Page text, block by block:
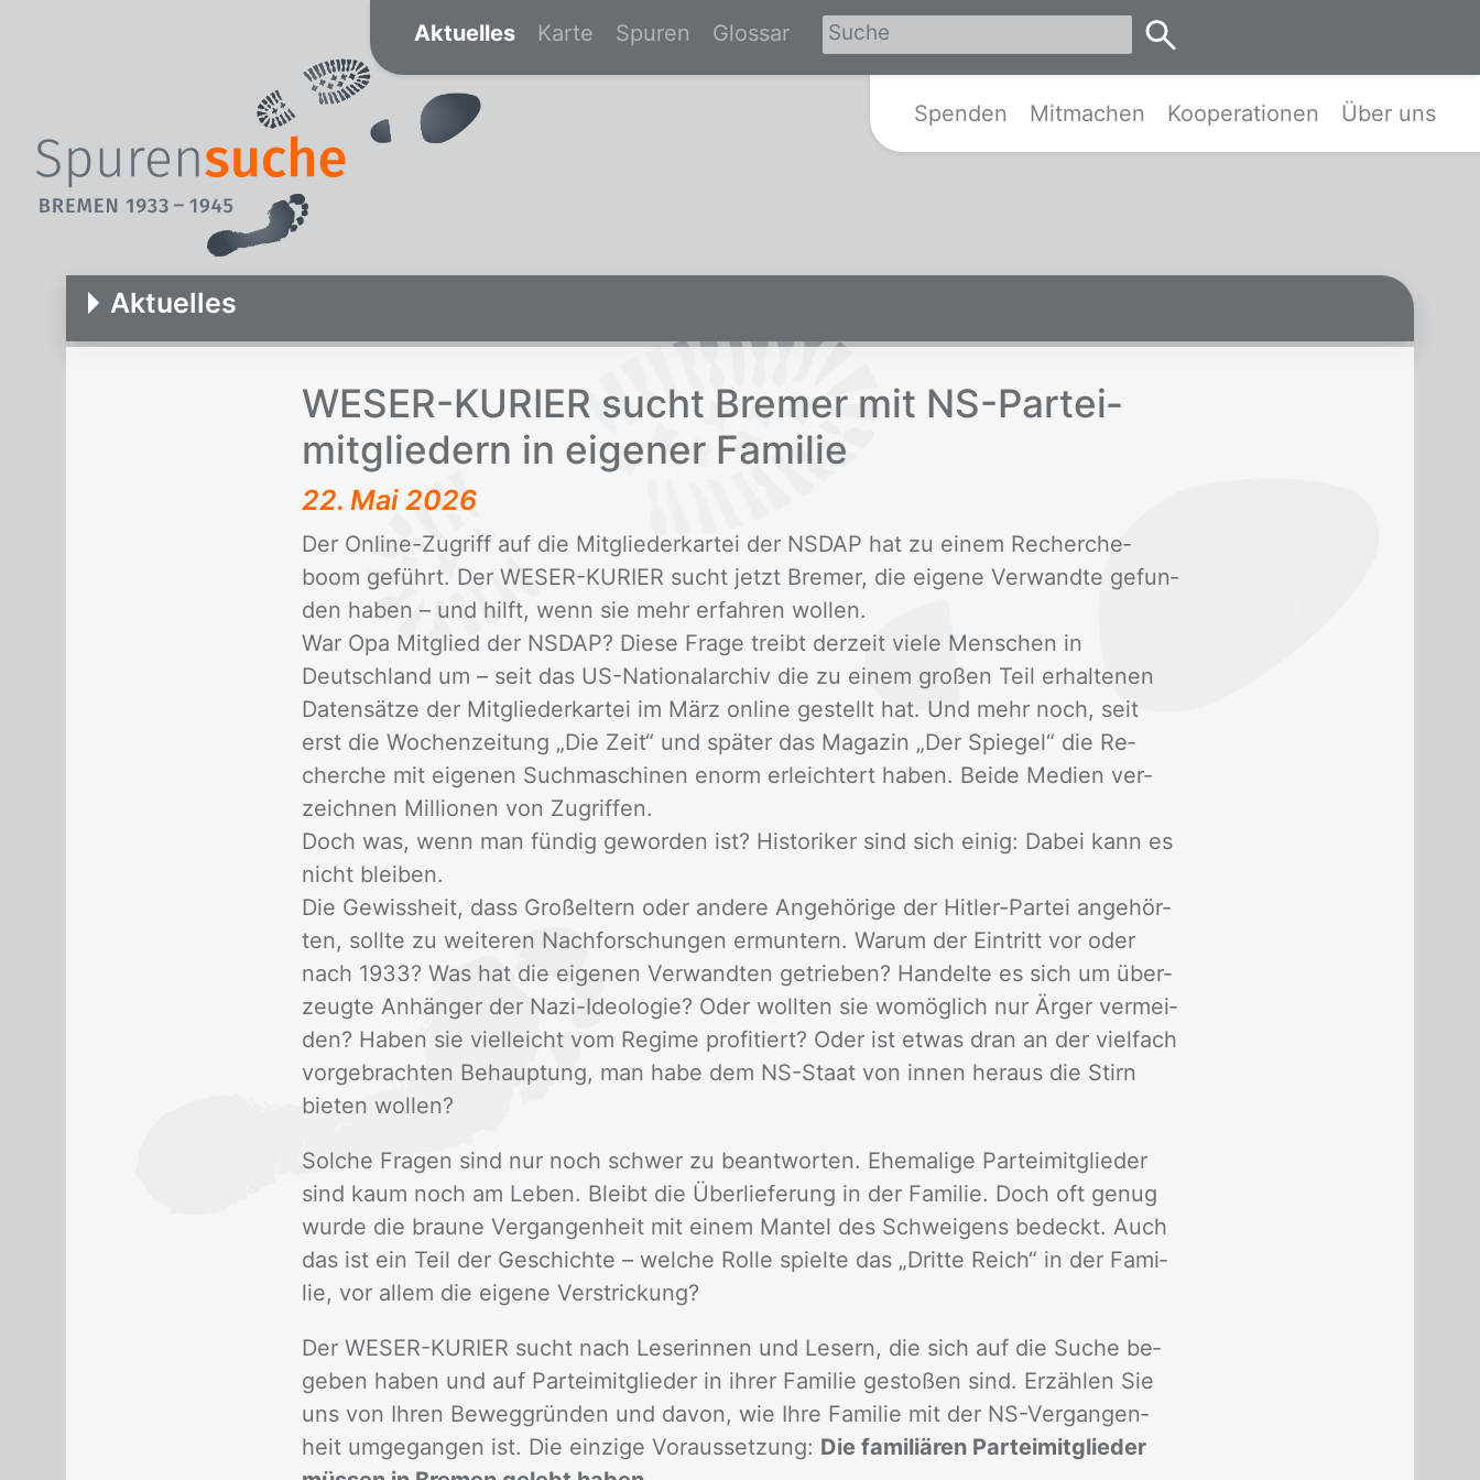
Zur Startseite von Spurensuche-Bremen
Aktuelles Karte Spuren Glossar
Spenden Mitmachen Kooperationen Über uns
Aktuelles
WE­SER-KU­RIER sucht Bre­mer mit NS-Par­tei­
mit­glie­dern in ei­ge­ner Fa­mi­lie
22. Mai 2026
Der On­line-Zu­griff auf die Mit­glie­der­kar­tei der NS­DAP hat zu ei­nem Re­cher­che­
boom ge­führt. Der WE­SER-KU­RIER sucht jetzt Bre­mer, die ei­ge­ne Ver­wand­te ge­fun­
den ha­ben – und hilft, wenn sie mehr er­fah­ren wol­len.
War Opa Mit­glied der NS­DAP? Die­se Fra­ge treibt der­zeit vie­le Men­schen in
Deutsch­land um – seit das US-Na­tio­nal­ar­chiv die zu ei­nem gro­ßen Teil er­hal­te­nen
Da­ten­sät­ze der Mit­glie­der­kar­tei im März on­line ge­stellt hat. Und mehr noch, seit
erst die Wo­chen­zei­tung „Die Zeit“ und spä­ter das Ma­ga­zin „Der Spie­gel“ die Re­
cher­che mit ei­ge­nen Such­ma­schi­nen enorm er­leich­tert ha­ben. Bei­de Me­di­en ver­
zeich­nen Mil­lio­nen von Zu­grif­fen.
Doch was, wenn man fün­dig ge­wor­den ist? His­to­ri­ker sind sich ei­nig: Da­bei kann es
nicht blei­ben.
Die Ge­wiss­heit, dass Groß­el­tern oder an­de­re An­ge­hö­ri­ge der Hit­ler-Par­tei an­ge­hör­
ten, soll­te zu wei­te­ren Nach­for­schun­gen er­mun­tern. War­um der Ein­tritt vor oder
nach 1933? Was hat die ei­ge­nen Ver­wand­ten ge­trie­ben? Han­del­te es sich um über­
zeug­te An­hän­ger der Nazi-Ideo­lo­gie? Oder woll­ten sie wo­mög­lich nur Ärger ver­mei­
den? Ha­ben sie viel­leicht vom Re­gime pro­fi­tiert? Oder ist et­was dran an der viel­fach
vor­ge­brach­ten Be­haup­tung, man habe dem NS-Staat von in­nen her­aus die Stirn
bie­ten wol­len?
Sol­che Fra­gen sind nur noch schwer zu be­ant­wor­ten. Ehe­ma­li­ge Par­tei­mit­glie­der
sind kaum noch am Le­ben. Bleibt die Über­lie­fe­rung in der Fa­mi­lie. Doch oft ge­nug
wur­de die brau­ne Ver­gan­gen­heit mit ei­nem Man­tel des Schwei­gens be­deckt. Auch
das ist ein Teil der Ge­schich­te – wel­che Rol­le spiel­te das „Drit­te Reich“ in der Fa­mi­
lie, vor al­lem die ei­ge­ne Ver­stri­ckung?
Der WE­SER-KU­RIER sucht nach Le­se­rin­nen und Le­sern, die sich auf die Su­che be­
ge­ben ha­ben und auf Par­tei­mit­glie­der in ih­rer Fa­mi­lie ge­sto­ßen sind. Er­zäh­len Sie
uns von Ih­ren Be­weg­grün­den und da­von, wie Ihre Fa­mi­lie mit der NS-Ver­gan­gen­
heit um­ge­gan­gen ist. Die ein­zi­ge Vor­aus­set­zung: Die familiären Parteimitglieder